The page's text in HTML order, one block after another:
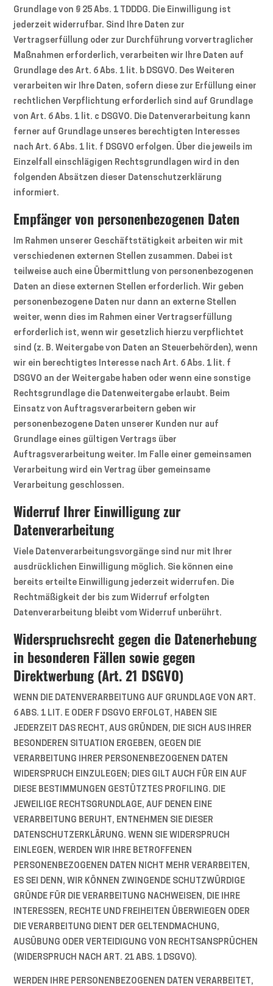
Grundlage von § 25 Abs. 1 TDDDG. Die Einwilligung ist
jederzeit widerrufbar. Sind Ihre Daten zur
Vertragserfüllung oder zur Durchführung vorvertraglicher
Maßnahmen erforderlich, verarbeiten wir Ihre Daten auf
Grundlage des Art. 6 Abs. 1 lit. b DSGVO. Des Weiteren
verarbeiten wir Ihre Daten, sofern diese zur Erfüllung einer
rechtlichen Verpflichtung erforderlich sind auf Grundlage
von Art. 6 Abs. 1 lit. c DSGVO. Die Datenverarbeitung kann
ferner auf Grundlage unseres berechtigten Interesses
nach Art. 6 Abs. 1 lit. f DSGVO erfolgen. Über die jeweils im
Einzelfall einschlägigen Rechtsgrundlagen wird in den
folgenden Absätzen dieser Datenschutzerklärung
informiert.
Empfänger von personenbezogenen Daten
Im Rahmen unserer Geschäftstätigkeit arbeiten wir mit
verschiedenen externen Stellen zusammen. Dabei ist
teilweise auch eine Übermittlung von personenbezogenen
Daten an diese externen Stellen erforderlich. Wir geben
personenbezogene Daten nur dann an externe Stellen
weiter, wenn dies im Rahmen einer Vertragserfüllung
erforderlich ist, wenn wir gesetzlich hierzu verpflichtet
sind (z. B. Weitergabe von Daten an Steuerbehörden), wenn
wir ein berechtigtes Interesse nach Art. 6 Abs. 1 lit. f
DSGVO an der Weitergabe haben oder wenn eine sonstige
Rechtsgrundlage die Datenweitergabe erlaubt. Beim
Einsatz von Auftragsverarbeitern geben wir
personenbezogene Daten unserer Kunden nur auf
Grundlage eines gültigen Vertrags über
Auftragsverarbeitung weiter. Im Falle einer gemeinsamen
Verarbeitung wird ein Vertrag über gemeinsame
Verarbeitung geschlossen.
Widerruf Ihrer Einwilligung zur
Datenverarbeitung
Viele Datenverarbeitungsvorgänge sind nur mit Ihrer
ausdrücklichen Einwilligung möglich. Sie können eine
bereits erteilte Einwilligung jederzeit widerrufen. Die
Rechtmäßigkeit der bis zum Widerruf erfolgten
Datenverarbeitung bleibt vom Widerruf unberührt.
Widerspruchsrecht gegen die Datenerhebung
in besonderen Fällen sowie gegen
Direktwerbung (Art. 21 DSGVO)
WENN DIE DATENVERARBEITUNG AUF GRUNDLAGE VON ART.
6 ABS. 1 LIT. E ODER F DSGVO ERFOLGT, HABEN SIE
JEDERZEIT DAS RECHT, AUS GRÜNDEN, DIE SICH AUS IHRER
BESONDEREN SITUATION ERGEBEN, GEGEN DIE
VERARBEITUNG IHRER PERSONENBEZOGENEN DATEN
WIDERSPRUCH EINZULEGEN; DIES GILT AUCH FÜR EIN AUF
DIESE BESTIMMUNGEN GESTÜTZTES PROFILING. DIE
JEWEILIGE RECHTSGRUNDLAGE, AUF DENEN EINE
VERARBEITUNG BERUHT, ENTNEHMEN SIE DIESER
DATENSCHUTZERKLÄRUNG. WENN SIE WIDERSPRUCH
EINLEGEN, WERDEN WIR IHRE BETROFFENEN
PERSONENBEZOGENEN DATEN NICHT MEHR VERARBEITEN,
ES SEI DENN, WIR KÖNNEN ZWINGENDE SCHUTZWÜRDIGE
GRÜNDE FÜR DIE VERARBEITUNG NACHWEISEN, DIE IHRE
INTERESSEN, RECHTE UND FREIHEITEN ÜBERWIEGEN ODER
DIE VERARBEITUNG DIENT DER GELTENDMACHUNG,
AUSÜBUNG ODER VERTEIDIGUNG VON RECHTSANSPRÜCHEN
(WIDERSPRUCH NACH ART. 21 ABS. 1 DSGVO).
WERDEN IHRE PERSONENBEZOGENEN DATEN VERARBEITET,